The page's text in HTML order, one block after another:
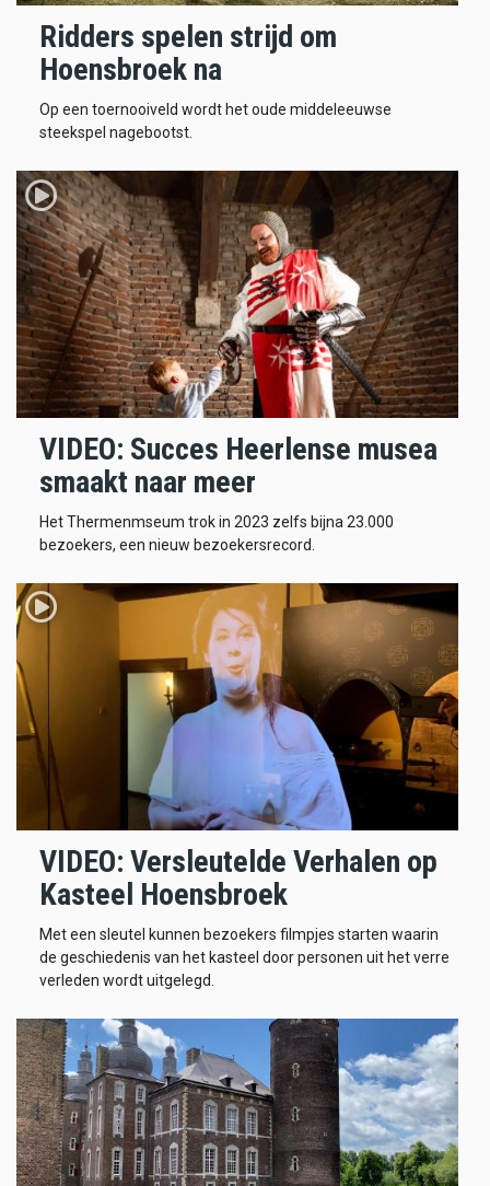
Ridders spelen strijd om
Hoensbroek na
Op een toernooiveld wordt het oude middeleeuwse
steekspel nagebootst.
VIDEO: Succes Heerlense musea
smaakt naar meer
Het Thermenmseum trok in 2023 zelfs bijna 23.000
bezoekers, een nieuw bezoekersrecord.
VIDEO: Versleutelde Verhalen op
Kasteel Hoensbroek
Met een sleutel kunnen bezoekers filmpjes starten waarin
de geschiedenis van het kasteel door personen uit het verre
verleden wordt uitgelegd.